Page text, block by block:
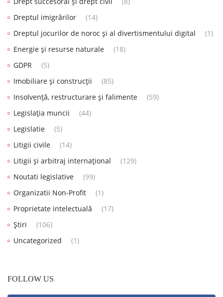
Dreptul imigrărilor
(14)
Dreptul jocurilor de noroc și al divertismentului digital
(1)
Energie și resurse naturale
(18)
GDPR
(5)
Imobiliare și construcții
(85)
Insolvență, restructurare și falimente
(59)
Legislația muncii
(44)
Legislatie
(5)
Litigii civile
(14)
Litigii și arbitraj internațional
(129)
Noutati legislative
(99)
Organizatii Non-Profit
(1)
Proprietate intelectuală
(17)
Știri
(106)
Uncategorized
(1)
FOLLOW US